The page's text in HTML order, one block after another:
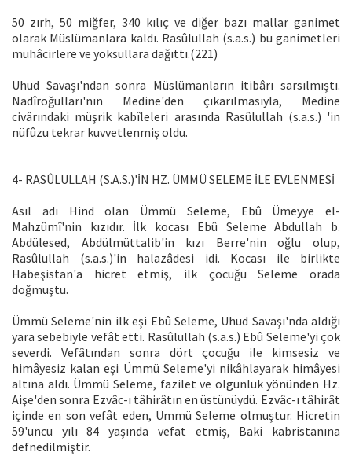
50 zırh, 50 miğfer, 340 kılıç ve diğer bazı mallar ganimet
olarak Müslümanlara kaldı. Rasûlullah (s.a.s.) bu ganimetleri
muhâcirlere ve yoksullara dağıttı.(221)
Uhud Savaşı'ndan sonra Müslümanların itibârı sarsılmıştı.
Nadîroğulları'nın Medine'den çıkarılmasıyla, Medine
civârındaki müşrik kabîleleri arasında Rasûlullah (s.a.s.) 'in
nüfûzu tekrar kuvvetlenmiş oldu.
4- RASÛLULLAH (S.A.S.)'İN HZ. ÜMMÜ SELEME İLE EVLENMESİ
Asıl adı Hind olan Ümmü Seleme, Ebû Ümeyye el-
Mahzûmî'nin kızıdır. İlk kocası Ebû Seleme Abdullah b.
Abdülesed, Abdülmüttalib'in kızı Berre'nin oğlu olup,
Rasûlullah (s.a.s.)'in halazâdesi idi. Kocası ile birlikte
Habeşistan'a hicret etmiş, ilk çocuğu Seleme orada
doğmuştu.
Ümmü Seleme'nin ilk eşi Ebû Seleme, Uhud Savaşı'nda aldığı
yara sebebiyle vefât etti. Rasûlullah (s.a.s.) Ebû Seleme'yi çok
severdi. Vefâtından sonra dört çocuğu ile kimsesiz ve
himâyesiz kalan eşi Ümmü Seleme'yi nikâhlayarak himâyesi
altına aldı. Ümmü Seleme, fazilet ve olgunluk yönünden Hz.
Aişe'den sonra Ezvâc-ı tâhirâtın en üstünüydü. Ezvâc-ı tâhirât
içinde en son vefât eden, Ümmü Seleme olmuştur. Hicretin
59'uncu yılı 84 yaşında vefat etmiş, Baki kabristanına
defnedilmiştir.